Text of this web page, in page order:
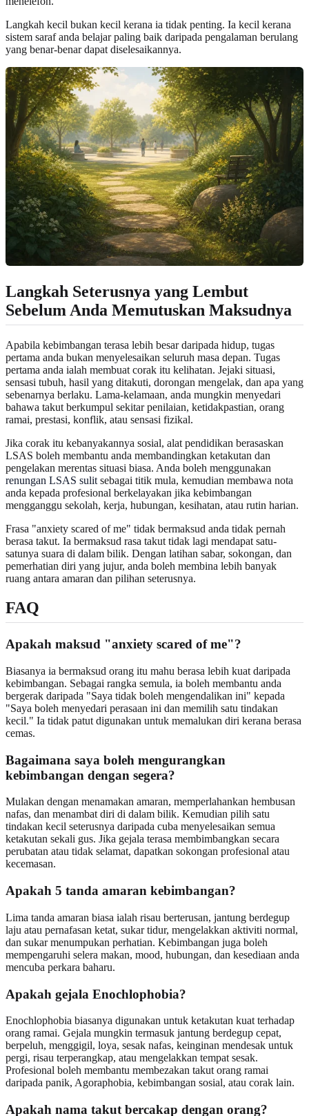
Langkah kecil bukan kecil kerana ia tidak penting. Ia kecil kerana
sistem saraf anda belajar paling baik daripada pengalaman berulang
yang benar-benar dapat diselesaikannya.
Langkah Seterusnya yang Lembut
Sebelum Anda Memutuskan Maksudnya
Apabila kebimbangan terasa lebih besar daripada hidup, tugas
pertama anda bukan menyelesaikan seluruh masa depan. Tugas
pertama anda ialah membuat corak itu kelihatan. Jejaki situasi,
sensasi tubuh, hasil yang ditakuti, dorongan mengelak, dan apa yang
sebenarnya berlaku. Lama-kelamaan, anda mungkin menyedari
bahawa takut berkumpul sekitar penilaian, ketidakpastian, orang
ramai, prestasi, konflik, atau sensasi fizikal.
Jika corak itu kebanyakannya sosial, alat pendidikan berasaskan
LSAS boleh membantu anda membandingkan ketakutan dan
pengelakan merentas situasi biasa. Anda boleh menggunakan
renungan LSAS sulit sebagai titik mula, kemudian membawa nota
anda kepada profesional berkelayakan jika kebimbangan
mengganggu sekolah, kerja, hubungan, kesihatan, atau rutin harian.
Frasa "anxiety scared of me" tidak bermaksud anda tidak pernah
berasa takut. Ia bermaksud rasa takut tidak lagi mendapat satu-
satunya suara di dalam bilik. Dengan latihan sabar, sokongan, dan
pemerhatian diri yang jujur, anda boleh membina lebih banyak
ruang antara amaran dan pilihan seterusnya.
FAQ
Apakah maksud "anxiety scared of me"?
Biasanya ia bermaksud orang itu mahu berasa lebih kuat daripada
kebimbangan. Sebagai rangka semula, ia boleh membantu anda
bergerak daripada "Saya tidak boleh mengendalikan ini" kepada
"Saya boleh menyedari perasaan ini dan memilih satu tindakan
kecil." Ia tidak patut digunakan untuk memalukan diri kerana berasa
cemas.
Bagaimana saya boleh mengurangkan
kebimbangan dengan segera?
Mulakan dengan menamakan amaran, memperlahankan hembusan
nafas, dan menambat diri di dalam bilik. Kemudian pilih satu
tindakan kecil seterusnya daripada cuba menyelesaikan semua
ketakutan sekali gus. Jika gejala terasa membimbangkan secara
perubatan atau tidak selamat, dapatkan sokongan profesional atau
kecemasan.
Apakah 5 tanda amaran kebimbangan?
Lima tanda amaran biasa ialah risau berterusan, jantung berdegup
laju atau pernafasan ketat, sukar tidur, mengelakkan aktiviti normal,
dan sukar menumpukan perhatian. Kebimbangan juga boleh
mempengaruhi selera makan, mood, hubungan, dan kesediaan anda
mencuba perkara baharu.
Apakah gejala Enochlophobia?
Enochlophobia biasanya digunakan untuk ketakutan kuat terhadap
orang ramai. Gejala mungkin termasuk jantung berdegup cepat,
berpeluh, menggigil, loya, sesak nafas, keinginan mendesak untuk
pergi, risau terperangkap, atau mengelakkan tempat sesak.
Profesional boleh membantu membezakan takut orang ramai
daripada panik, Agoraphobia, kebimbangan sosial, atau corak lain.
Apakah nama takut bercakap dengan orang?